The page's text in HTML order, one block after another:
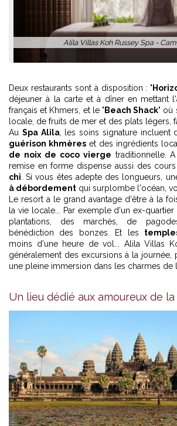
Deux restaurants sont à disposition : "
déjeuner à la carte et à dîner en mettant
français et Khmers, et le " Beach Shack" où
locale, de fruits de mer et des plats légers,
Au Spa Alila, les soins signature incluent
guérison khmères et des ingrédients
de noix de coco vierge traditionnelle.
remise en forme dispense aussi des
chi . Si vous êtes adepte des longueurs,
à débordement qui surplombe l'océan,
Le resort a le grand avantage d'être à la
la vie locale... Par exemple d'un ex-
plantations, des marchés, de
bénédiction des bonzes. Et les
moins d'une heure de vol... Alila Villas
généralement des excursions à la journée,
une pleine immersion dans les charmes de
Un lieu dédié aux amoureux de